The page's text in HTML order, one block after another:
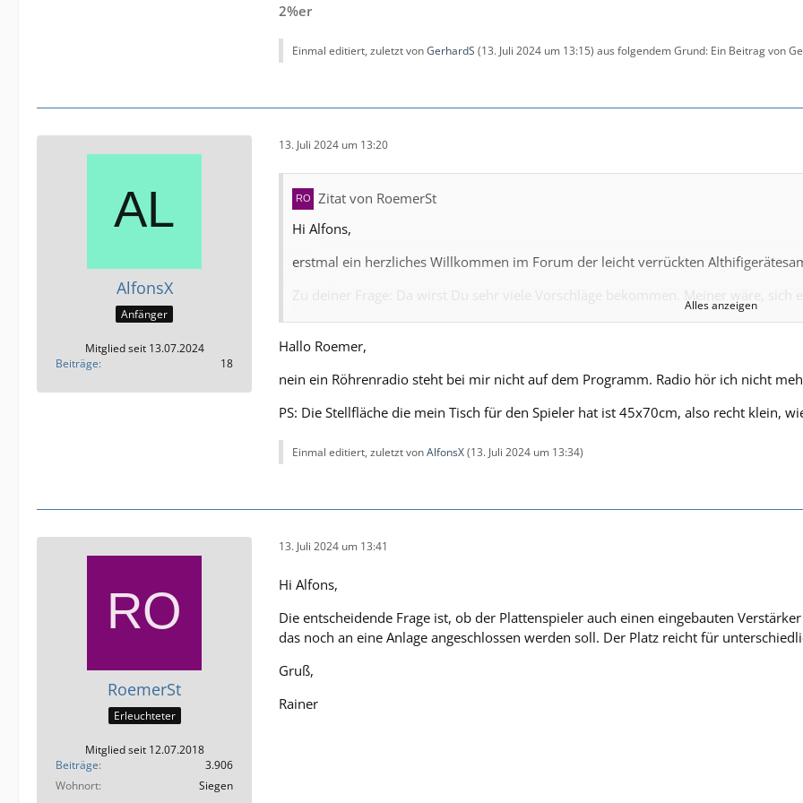
Rainer
2%er
Einmal editiert, zuletzt vonGerhardS (13. Juli 2024 um 13:15) aus folgendem Grund: Ein Beitrag von
AlfonsX
Anfänger
Mitglied seit 13.07.2024
Beiträge
18
13. Juli 2024 um 13:20
Zitat von RoemerSt
Hi Alfons,
erstmal ein herzliches Willkommen im Forum der leicht verrückten
suchen. Das sind z.B. Dual 1009 oder 1019 aus den 60ern. Richtig gute
Elektronik auskommen und im wesentlichen extrem robust (ok - bis auf die
Tonabnehmer, der für Schellackplatten geeignet ist. Zu vielen Tonabnehmern gibt
Gruß,
Alles anzeigen
Hallo Roemer,
nein ein Röhrenradio steht bei mir nicht auf dem Programm. Radio hör ich nicht
PS: Die Stellfläche die mein Tisch für den Spieler hat ist 45x70cm, also recht klein,
Einmal editiert, zuletzt vonAlfonsX(13. Juli 2024 um 13:34)
RoemerSt
Erleuchteter
Mitglied seit 12.07.2018
Beiträge
3.906
Wohnort
Siegen
13. Juli 2024 um 13:41
Hi Alfons,
Die entscheidende Frage ist, ob der Plattenspieler auch einen eingebauten
das noch an eine Anlage angeschlossen werden soll. Der Platz reicht für
Gruß,
Rainer